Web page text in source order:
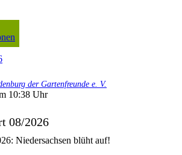
der Gartenfreunde e. V.
10:38 Uhr
08/2026
Niedersachsen blüht auf!